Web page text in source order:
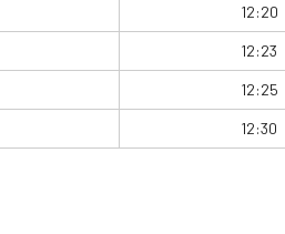
12:20
12:23
12:25
12:30